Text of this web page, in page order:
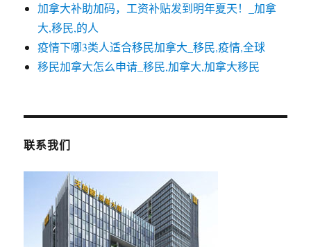
加拿大补助加码，工资补贴发到明年夏天！_加拿
大,移民,的人
疫情下哪3类人适合移民加拿大_移民,疫情,全球
移民加拿大怎么申请_移民,加拿大,加拿大移民
联系我们